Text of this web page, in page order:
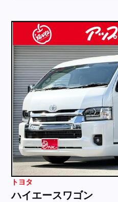
トヨタ
ハイエースワゴン